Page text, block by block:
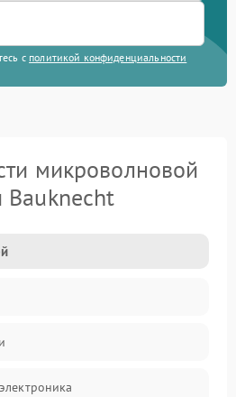
с политикой конфиденциальности
микроволновой
Bauknecht